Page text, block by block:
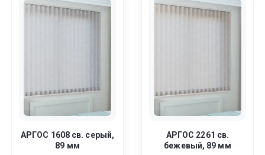
АРГОС 1608 св. серый,
89 мм
АРГОС 2261 св.
бежевый, 89 мм